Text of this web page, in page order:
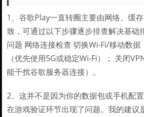
1、谷歌Play一直转圈主要由网络、缓
致，可通过以下步骤逐步排查解决基础
问题 网络连接检查 切换Wi-Fi/移动数据
（优先使用5G或稳定Wi-Fi）； 关闭
能干扰谷歌服务器连接）。
2、这并不是因为你的数据包或手机配
在游戏验证环节出现了问题。我的建议